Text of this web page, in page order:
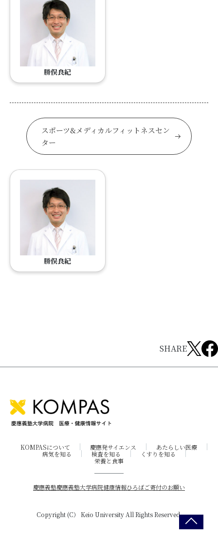
勝俣良紀
スポーツ&メディカルフィットネスセン
ター
勝俣良紀
SHARE
KOMPASについて 慶應発サイエンス
あたらしい医療
病気を知る
検査を知る
くすりを知る
栄養と食事
慶應義塾慶應義塾大学病院健康情報ひろばご寄付のお願い
Copyright (C） Keio University All Rights Reserved.